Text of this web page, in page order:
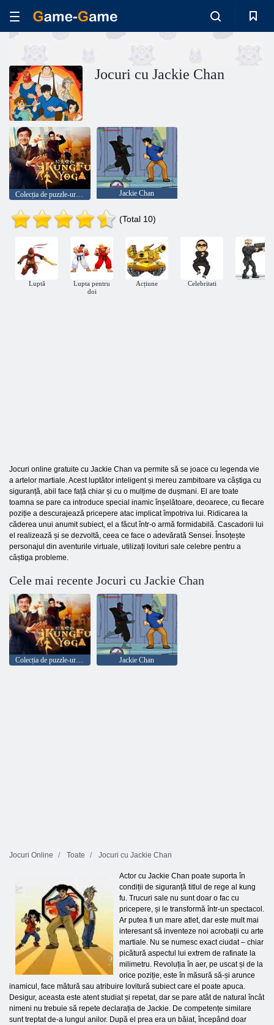
Jocuri cu Jackie Chan
Colecția de puzzle-uri Jackie Chan Jackie Chan
(Total 10)
Luptă
Lupta pentru
doi
Acțiune Celebritati
Jocuri online gratuite cu Jackie Chan va permite să se joace cu legenda vie
a artelor martiale. Acest luptător inteligent și mereu zambitoare va câștiga cu
siguranță, abil face față chiar și cu o mulțime de dușmani. El are toate
toamna se pare ca introduce special inamic înșelătoare, deoarece, cu fiecare
poziție a descurajează pricepere atac implicat împotriva lui. Ridicarea la
căderea unui anumit subiect, el a făcut într-o armă formidabilă. Cascadorii lui
el realizează și se dezvoltă, ceea ce face o adevărată Sensei. Însoțește
personajul din aventurile virtuale, utilizați lovituri sale celebre pentru a
câștiga probleme.
Cele mai recente Jocuri cu Jackie Chan
Colecția de puzzle-uri Jackie Chan Jackie Chan
Jocuri Online Toate Jocuri cu Jackie Chan
Actor cu Jackie Chan poate suporta în
condiții de siguranță titlul de rege al kung
fu. Trucuri sale nu sunt doar o fac cu
pricepere, și le transformă într-un spectacol.
Ar putea fi un mare atlet, dar este mult mai
interesant să inventeze noi acrobații cu arte
martiale. Nu se numesc exact ciudat – chiar
picătură aspectul lui extrem de rafinate la
milimetru. Revoluția în aer, pe uscat și de la
orice poziție, este în măsură să-și arunce
inamicul, face mătură sau atribuire lovitură subiect care el poate apuca.
Desigur, aceasta este atent studiat și repetat, dar se pare atât de natural încât
nimeni nu trebuie să repete declarația de Jackie. De competențe similare
sunt treptat de-a lungul anilor. După el prea era un băiat, începând doar